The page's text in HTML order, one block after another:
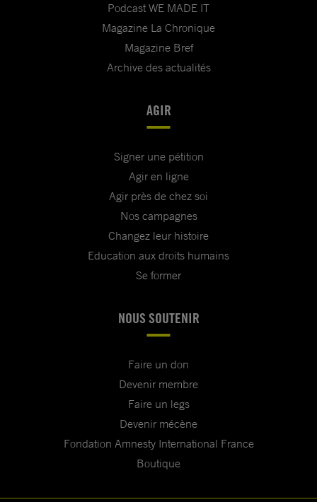
Podcast WE MADE IT
Magazine La Chronique
Magazine Bref
Archive des actualités
AGIR
Signer une pétition
Agir en ligne
Agir près de chez soi
Nos campagnes
Changez leur histoire
Education aux droits humains
Se former
NOUS SOUTENIR
Faire un don
Devenir membre
Faire un legs
Devenir mécène
Fondation Amnesty International France
Boutique